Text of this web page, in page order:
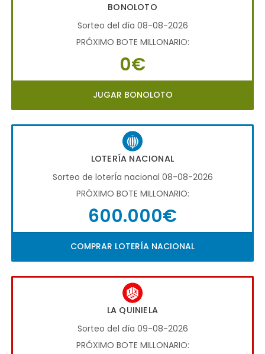
BONOLOTO
Sorteo del día 08-08-2026
PRÓXIMO BOTE MILLONARIO:
0€
JUGAR BONOLOTO
LOTERÍA NACIONAL
Sorteo de loterÍa nacional 08-08-2026
PRÓXIMO BOTE MILLONARIO:
600.000€
COMPRAR LOTERÍA NACIONAL
LA QUINIELA
Sorteo del día 09-08-2026
PRÓXIMO BOTE MILLONARIO: